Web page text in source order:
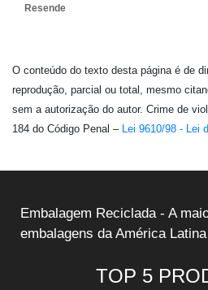
Resende
O conteúdo do texto desta página é de
reprodução, parcial ou total, mesmo
sem a autorização do autor. Crime de
184 do Código Penal – Lei 9610/98 - Lei
Embalagem Reciclada - A
embalagens da América Latina
TOP 5